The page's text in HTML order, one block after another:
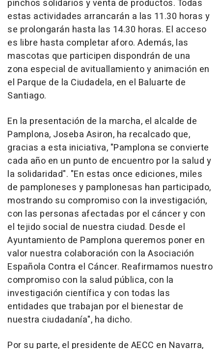
pinchos solidarios y venta de productos. Todas
estas actividades arrancarán a las 11.30 horas y
se prolongarán hasta las 14.30 horas. El acceso
es libre hasta completar aforo. Además, las
mascotas que participen dispondrán de una
zona especial de avituallamiento y animación en
el Parque de la Ciudadela, en el Baluarte de
Santiago.
En la presentación de la marcha, el alcalde de
Pamplona, Joseba Asiron, ha recalcado que,
gracias a esta iniciativa, "Pamplona se convierte
cada año en un punto de encuentro por la salud y
la solidaridad". "En estas once ediciones, miles
de pamploneses y pamplonesas han participado,
mostrando su compromiso con la investigación,
con las personas afectadas por el cáncer y con
el tejido social de nuestra ciudad. Desde el
Ayuntamiento de Pamplona queremos poner en
valor nuestra colaboración con la Asociación
Española Contra el Cáncer. Reafirmamos nuestro
compromiso con la salud pública, con la
investigación científica y con todas las
entidades que trabajan por el bienestar de
nuestra ciudadanía", ha dicho.
Por su parte, el presidente de AECC en Navarra,